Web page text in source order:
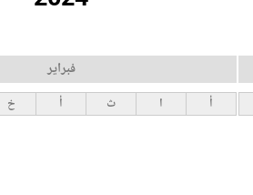
فبراير
أ ا ث أ خ